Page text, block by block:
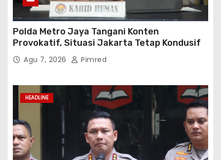
Polda Metro Jaya Tangani Konten
Provokatif, Situasi Jakarta Tetap Kondusif
Agu 7, 2026 Pimred
HEADLINE